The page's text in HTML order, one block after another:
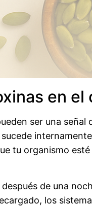
en el
ser una señal
tu organismo
de una
los